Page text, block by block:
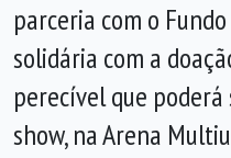
parceria com o
solidária com a
perecível que
show, na Arena